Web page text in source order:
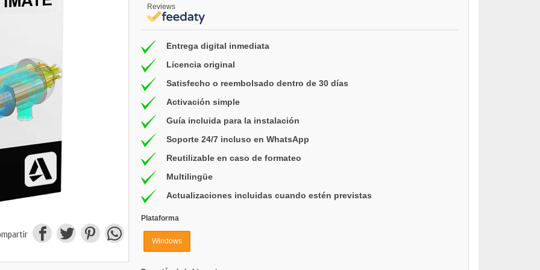
Reviews
Entrega digital inmediata
Licencia original
Satisfecho o reembolsado dentro de 30 días
Activación simple
Guía incluida para la instalación
Soporte 24/7 incluso en WhatsApp
Reutilizable en caso de formateo
Multilingüe
Actualizaciones incluidas cuando estén previstas
Plataforma
Windows